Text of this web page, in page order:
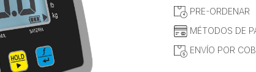
PRE-ORDENAR
MÉTODOS DE
ENVÍO POR